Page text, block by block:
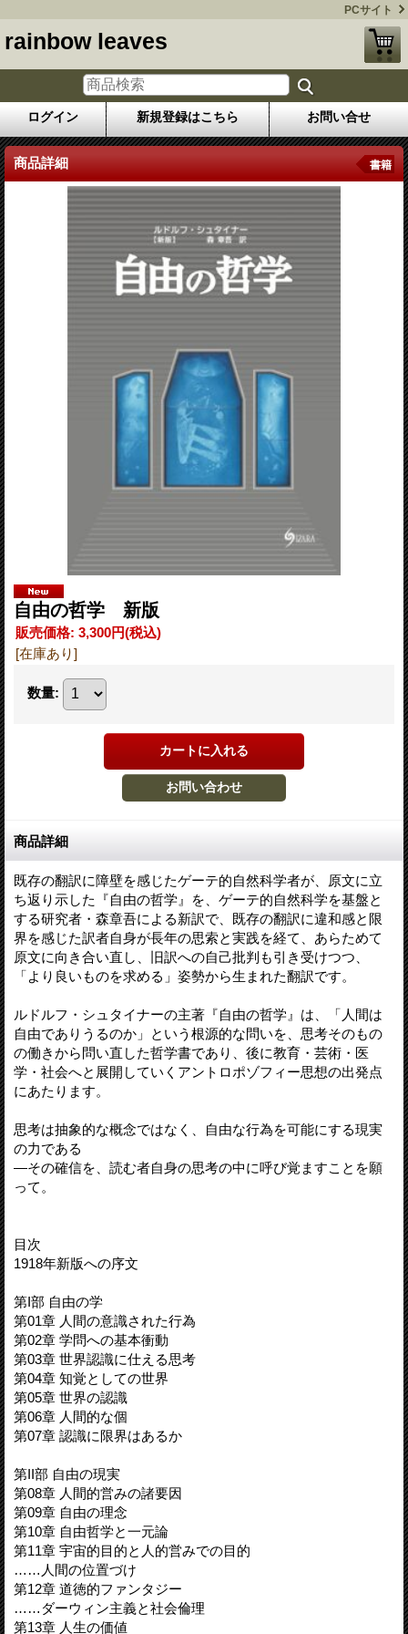
PCサイト
rainbow leaves
ログイン 新規登録はこちら お問い合せ
商品詳細 書籍
自由の哲学 新版
販売価格: 3,300円(税込)
[在庫あり]
数量:
商品詳細
既存の翻訳に障壁を感じたゲーテ的自然科学者が、原文に立
ち返り示した『自由の哲学』を、ゲーテ的自然科学を基盤と
する研究者・森章吾による新訳で、既存の翻訳に違和感と限
界を感じた訳者自身が長年の思索と実践を経て、あらためて
原文に向き合い直し、旧訳への自己批判も引き受けつつ、
「より良いものを求める」姿勢から生まれた翻訳です。
ルドルフ・シュタイナーの主著『自由の哲学』は、「人間は
自由でありうるのか」という根源的な問いを、思考そのもの
の働きから問い直した哲学書であり、後に教育・芸術・医
学・社会へと展開していくアントロポゾフィー思想の出発点
にあたります。
思考は抽象的な概念ではなく、自由な行為を可能にする現実
の力である
—その確信を、読む者自身の思考の中に呼び覚ますことを願
って。
目次
1918年新版への序文
第I部 自由の学
第01章 人間の意識された行為
第02章 学問への基本衝動
第03章 世界認識に仕える思考
第04章 知覚としての世界
第05章 世界の認識
第06章 人間的な個
第07章 認識に限界はあるか
第II部 自由の現実
第08章 人間的営みの諸要因
第09章 自由の理念
第10章 自由哲学と一元論
第11章 宇宙的目的と人的営みでの目的
……人間の位置づけ
第12章 道徳的ファンタジー
……ダーウィン主義と社会倫理
第13章 人生の価値